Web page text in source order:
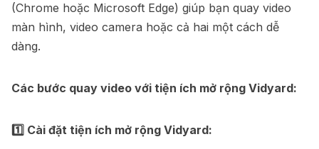
(Chrome hoặc Microsoft Edge) giúp bạn quay video
màn hình, video camera hoặc cả hai một cách dễ
dàng.
Các bước quay video với tiện ích mở rộng Vidyard:
1️⃣ Cài đặt tiện ích mở rộng Vidyard: